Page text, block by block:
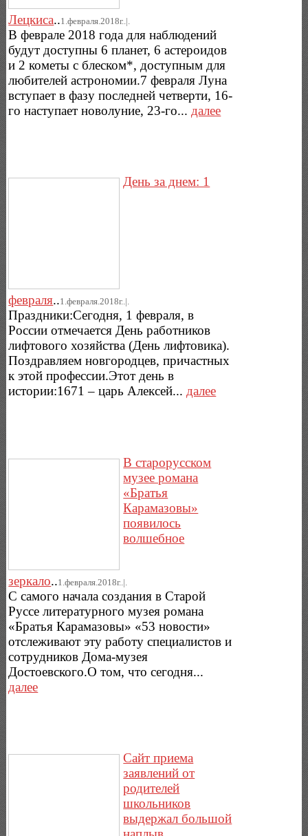
Лецкиса..1.февраля.2018г..|.
В феврале 2018 года для наблюдений
будут доступны 6 планет, 6 астероидов
и 2 кометы с блеском*, доступным для
любителей астрономии.7 февраля Луна
вступает в фазу последней четверти, 16-
го наступает новолуние, 23-го... далее
День за днем: 1
февраля..1.февраля.2018г..|.
Праздники:Сегодня, 1 февраля, в
России отмечается День работников
лифтового хозяйства (День лифтовика).
Поздравляем новгородцев, причастных
к этой профессии.Этот день в
истории:1671 – царь Алексей...далее
В старорусском
музее романа
«Братья
Карамазовы»
появилось
волшебное
зеркало..1.февраля.2018г..|.
С самого начала создания в Старой
Руссе литературного музея романа
«Братья Карамазовы» «53 новости»
отслеживают эту работу специалистов и
сотрудников Дома-музея
Достоевского.О том, что сегодня...
далее
Сайт приема
заявлений от
родителей
школьников
выдержал большой